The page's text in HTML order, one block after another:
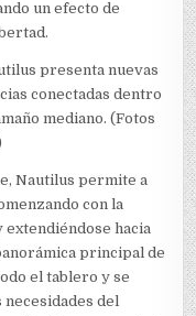
un efecto de
presenta nuevas
conectadas dentro
mediano. (Fotos
Nautilus permite a
con la
extendiéndose hacia
principal de
el tablero y se
del